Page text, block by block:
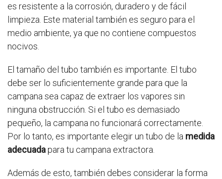
es resistente a la corrosión, duradero y de fácil
limpieza. Este material también es seguro para el
medio ambiente, ya que no contiene compuestos
nocivos.
El tamaño del tubo también es importante. El tubo
debe ser lo suficientemente grande para que la
campana sea capaz de extraer los vapores sin
ninguna obstrucción. Si el tubo es demasiado
pequeño, la campana no funcionará correctamente.
Por lo tanto, es importante elegir un tubo de la medida
adecuadapara tu campana extractora.
Además de esto, también debes considerar la forma